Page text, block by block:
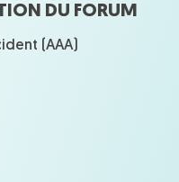
DU FORUM
(AAA)